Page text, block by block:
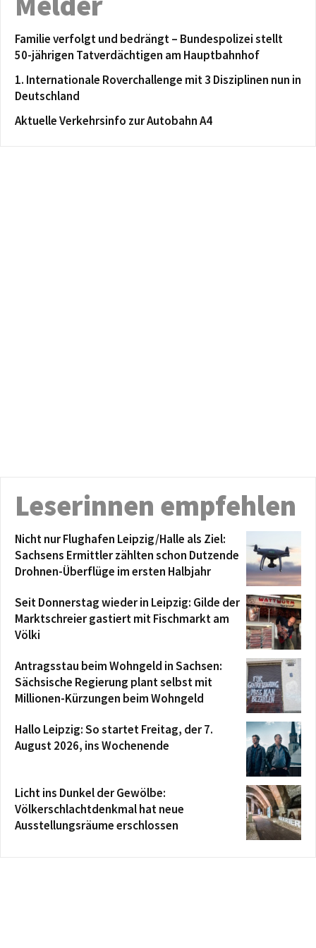
Familie verfolgt und bedrängt – Bundespolizei stellt
50-jährigen Tatverdächtigen am Hauptbahnhof
1. Internationale Roverchallenge mit 3 Disziplinen nun in
Deutschland
Aktuelle Verkehrsinfo zur Autobahn A4
Leserinnen empfehlen
Nicht nur Flughafen Leipzig/Halle als Ziel:
Sachsens Ermittler zählten schon Dutzende
Drohnen-Überflüge im ersten Halbjahr
Seit Donnerstag wieder in Leipzig: Gilde der
Marktschreier gastiert mit Fischmarkt am
Völki
Antragsstau beim Wohngeld in Sachsen:
Sächsische Regierung plant selbst mit
Millionen-Kürzungen beim Wohngeld
Hallo Leipzig: So startet Freitag, der 7.
August 2026, ins Wochenende
Licht ins Dunkel der Gewölbe:
Völkerschlachtdenkmal hat neue
Ausstellungsräume erschlossen